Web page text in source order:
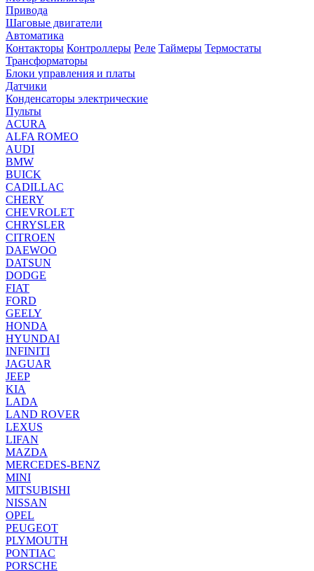
Привода
Шаговые двигатели
Автоматика
Контакторы Контроллеры Реле Таймеры Термостаты
Трансформаторы
Блоки управления и платы
Датчики
Конденсаторы электрические
Пульты
ACURA
ALFA ROMEO
AUDI
BMW
BUICK
CADILLAC
CHERY
CHEVROLET
CHRYSLER
CITROEN
DAEWOO
DATSUN
DODGE
FIAT
FORD
GEELY
HONDA
HYUNDAI
INFINITI
JAGUAR
JEEP
KIA
LADA
LAND ROVER
LEXUS
LIFAN
MAZDA
MERCEDES-BENZ
MINI
MITSUBISHI
NISSAN
OPEL
PEUGEOT
PLYMOUTH
PONTIAC
PORSCHE